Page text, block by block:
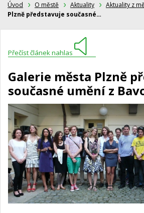
Úvod O městě Aktuality Aktuality z
Plzně představuje současné…
Přečíst článek nahlas
Galerie města Plzně
současné umění z